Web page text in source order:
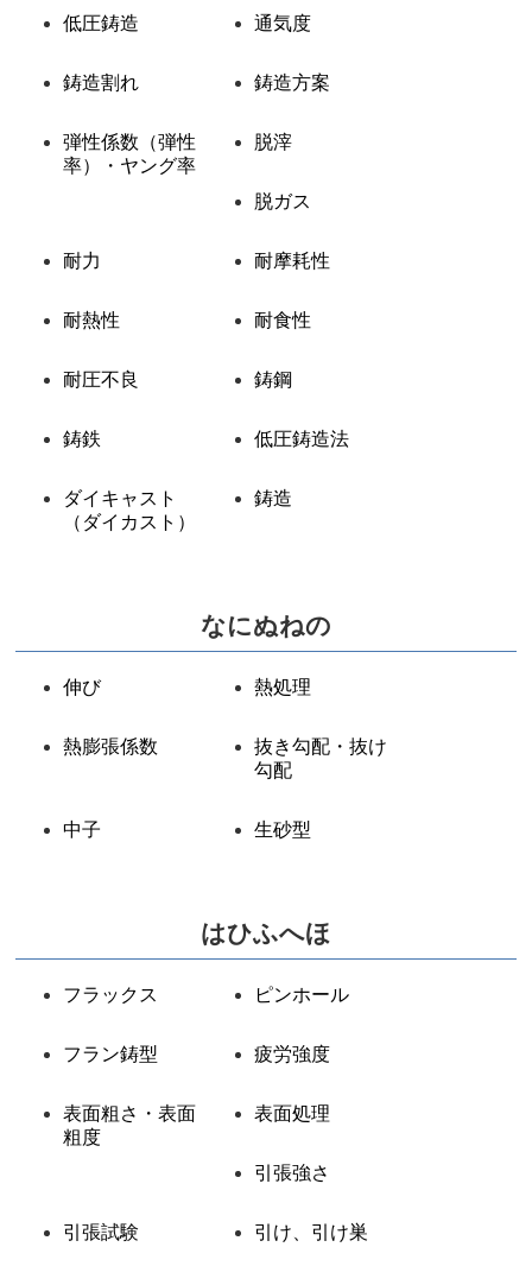
低圧鋳造 通気度
鋳造割れ 鋳造方案
弾性係数（弾性
率）・ヤング率
脱滓
脱ガス
耐力 耐摩耗性
耐熱性 耐食性
耐圧不良 鋳鋼
鋳鉄 低圧鋳造法
ダイキャスト
（ダイカスト）
鋳造
なにぬねの
伸び 熱処理
熱膨張係数
抜き勾配・抜け
勾配
中子 生砂型
はひふへほ
フラックス ピンホール
フラン鋳型 疲労強度
表面粗さ・表面
粗度
表面処理
引張強さ
引張試験 引け、引け巣